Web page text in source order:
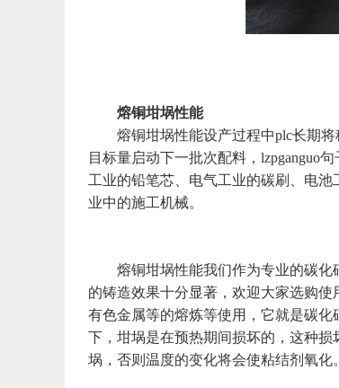
熔铜坩埚性能
熔铜坩埚性能设产过程中plc长期将
目标量启动下一批次配料，lzpganguo
工业的铅笔芯、电气工业的碳刷、电
业中的施工机械。
熔铜坩埚性能我们作为专业的碳化
的铸造效果十分显著，欢迎大家选购
有色金属等的熔炼等使用，它就是碳
下，坩埚是在预热期间损坏的，这种
埚，否则温度的变化将会使粘结剂氧化。